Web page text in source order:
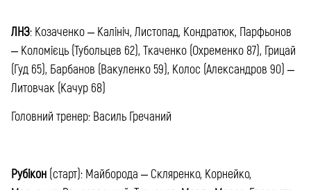
ЛНЗ: Козаченко – Калініч, Листопад, Кондратюк, Парфьонов
– Коломієць (Тубольцев 62), Ткаченко (Охременко 87), Грицай
(Гуд 65), Барбанов (Вакуленко 59), Колос (Александров 90) –
Литовчак (Качур 68)
Головний тренер: Василь Гречаний
Рубікон (старт): Майборода – Скляренко, Корнейко,